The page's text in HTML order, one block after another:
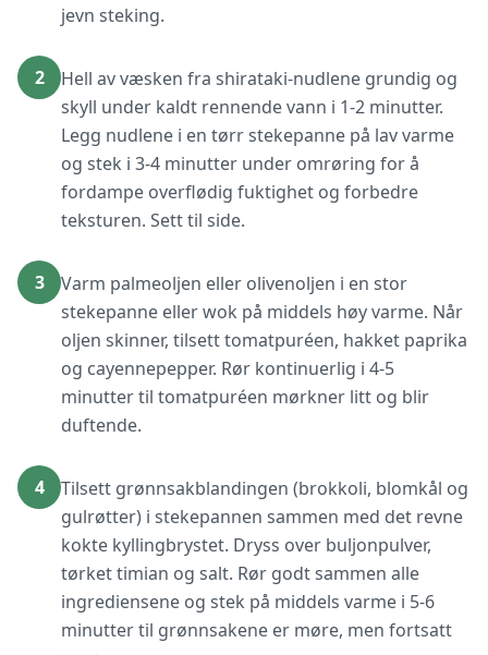
jevn steking.
2
Hell av væsken fra shirataki-nudlene grundig og
skyll under kaldt rennende vann i 1-2 minutter.
Legg nudlene i en tørr stekepanne på lav varme
og stek i 3-4 minutter under omrøring for å
fordampe overflødig fuktighet og forbedre
teksturen. Sett til side.
3
Varm palmeoljen eller olivenoljen i en stor
stekepanne eller wok på middels høy varme. Når
oljen skinner, tilsett tomatpuréen, hakket paprika
og cayennepepper. Rør kontinuerlig i 4-5
minutter til tomatpuréen mørkner litt og blir
duftende.
4
Tilsett grønnsakblandingen (brokkoli, blomkål og
gulrøtter) i stekepannen sammen med det revne
kokte kyllingbrystet. Dryss over buljonpulver,
tørket timian og salt. Rør godt sammen alle
ingrediensene og stek på middels varme i 5-6
minutter til grønnsakene er møre, men fortsatt